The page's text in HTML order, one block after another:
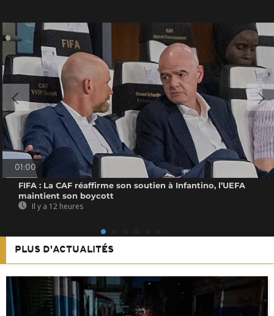
01:00
FIFA : La CAF réaffirme son soutien à Infantino, l’UEFA
maintient son boycott
Il y a 12 heures
PLUS D'ACTUALITÉS